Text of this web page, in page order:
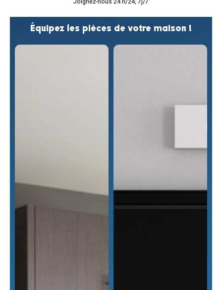
Joignez-nous 24 h/24, 7j/7
Équipez les pièces de votre maison !